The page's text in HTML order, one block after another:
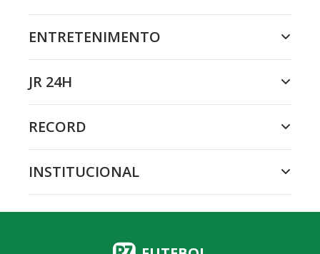
ENTRETENIMENTO
JR 24H
RECORD
INSTITUCIONAL